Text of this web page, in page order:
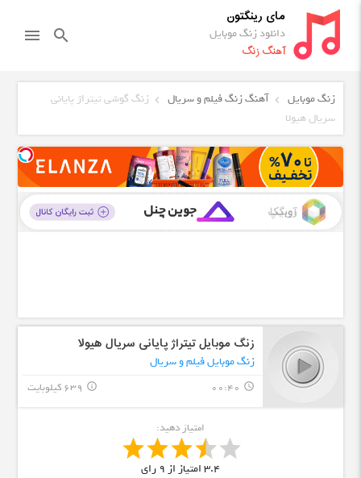
مای رینگتون
دانلود زنگ موبایل
آهنگ زنگ
search
menu
زنگ موبایل آهنگ زنگ فیلم و سریال
زنگ گوشی تیتراژ پایانی
سریال هیولا
زنگ موبایل تیتراژ پایانی سریال هیولا
زنگ موبایل فیلم و سریال
query_builder
00:40 639 کیلوبایت info_outline
امتیاز دهید:
3.4امتیاز از9 رای